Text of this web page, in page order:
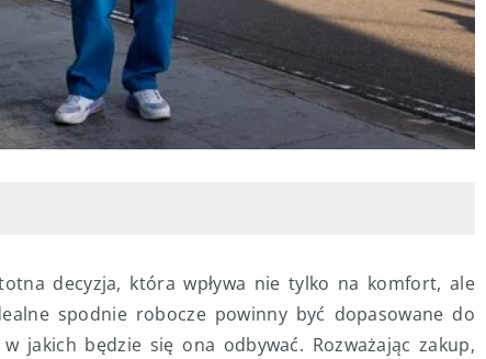
decyzja, która wpływa nie tylko na komfort, ale
spodnie robocze powinny być dopasowane do
jakich będzie się ona odbywać. Rozważając zakup,